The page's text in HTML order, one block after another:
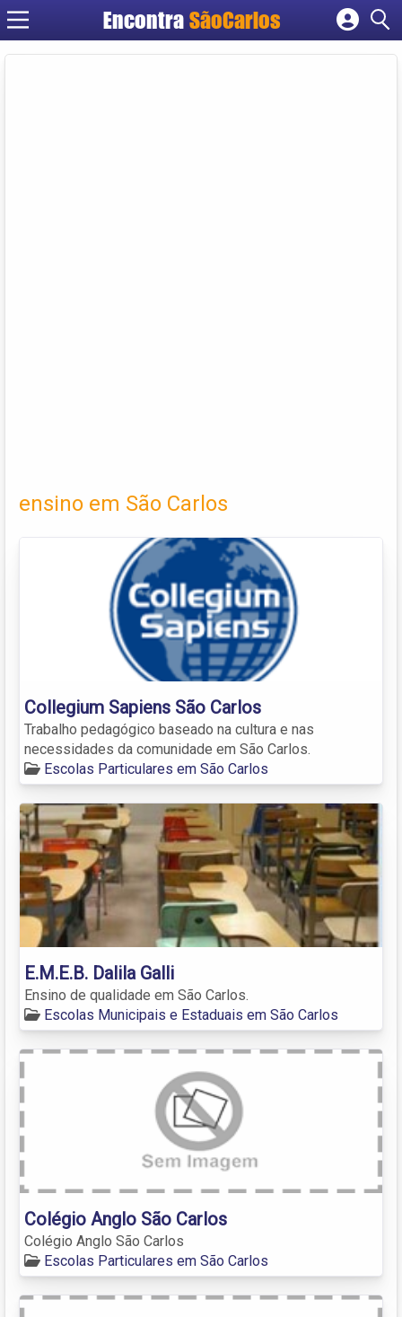
EncontraSãoCarlos
Cadastrar empresa
ensino em São Carlos
Collegium Sapiens São Carlos
Trabalho pedagógico baseado na cultura e nas
necessidades da comunidade em São Carlos.
Escolas Particulares em São Carlos
E.M.E.B. Dalila Galli
Ensino de qualidade em São Carlos.
Escolas Municipais e Estaduais em São Carlos
Colégio Anglo São Carlos
Colégio Anglo São Carlos
Escolas Particulares em São Carlos